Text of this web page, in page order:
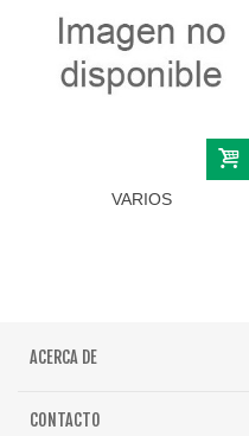
VARIOS
ACERCA DE
CONTACTO